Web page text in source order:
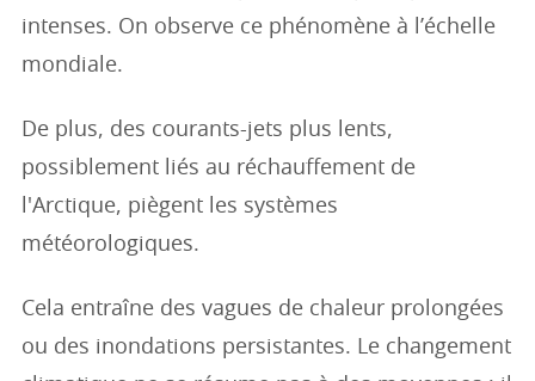
intenses. On observe ce phénomène à l’échelle
mondiale.
De plus, des courants-jets plus lents,
possiblement liés au réchauffement de
l'Arctique, piègent les systèmes
météorologiques.
Cela entraîne des vagues de chaleur prolongées
ou des inondations persistantes. Le changement